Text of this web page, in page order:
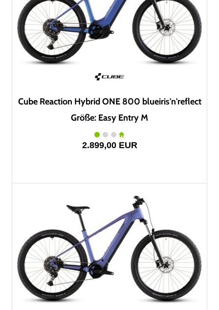
Cube Reaction Hybrid ONE 800 blueiris'n'reflect
Größe: Easy Entry M
2.899,00 EUR